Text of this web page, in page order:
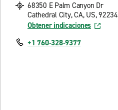
68350 E Palm Canyon Dr
Cathedral City, CA, US, 92234
Obtener indicaciones
+1 760-328-9377